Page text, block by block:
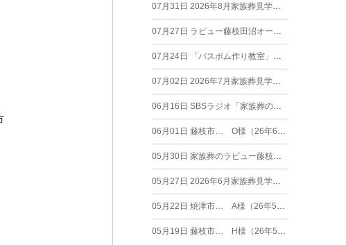
07月31日 2026年8月家族葬見学相談会
07月27日 ラビュー藤枝田沼オープン見学会を開催します。
07月24日 「バスボム作り教室」開催しました（26年7月籠上）
07月02日 2026年7月家族葬見学相談会
06月16日 SBSラジオ「家族葬のラビュー エンディングストーリー」に弊社スタッフが出演いたしました（26年6月）
06月01日 藤枝市… O様（26年6月）
05月30日 家族葬のラビュー藤枝田沼がオープンいたします
05月27日 2026年6月家族葬見学相談会
05月22日 焼津市… A様（26年5月）
05月19日 藤枝市… H様（26年5月）